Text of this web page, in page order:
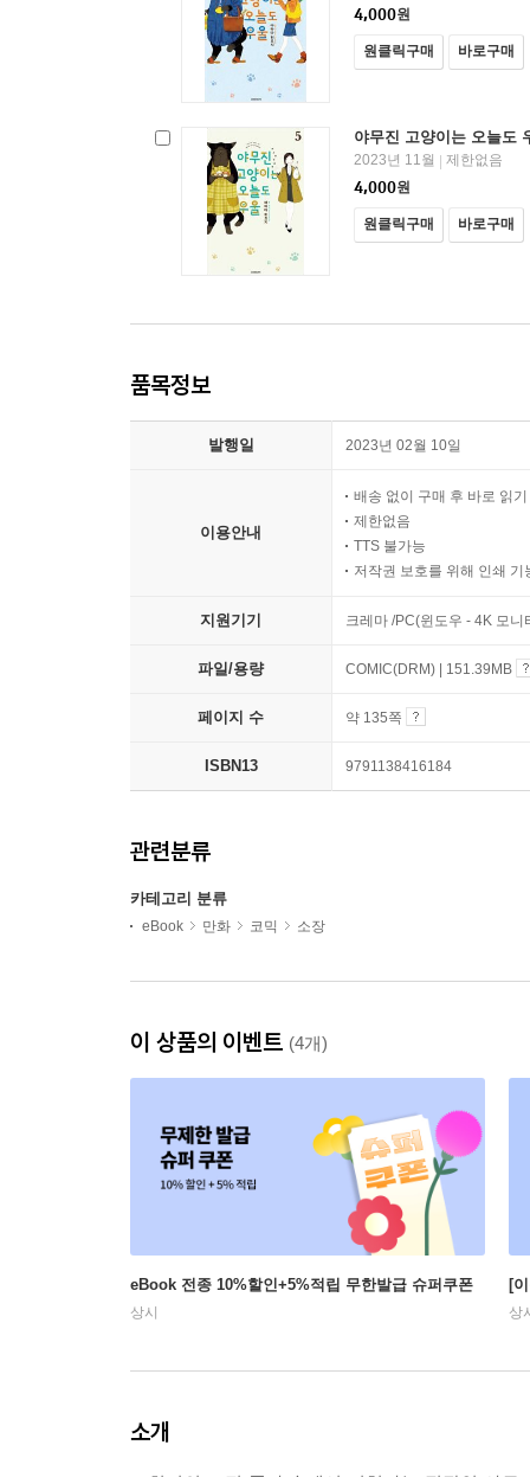
4,000원
원클릭구매 바로구매
야무진 고양이는 오늘도
2023년 11월
제한없음
4,000원
원클릭구매 바로구매
품목정보
발행일 2023년 02월 10일
이용안내
배송 없이 구매 후 바로 읽기
제한없음
TTS 불가능
저작권 보호를 위해 인쇄 기
지원기기 크레마 /PC(윈도우 - 4K 모
파일/용량 COMIC(DRM) | 151.39MB
페이지 수 약 135쪽
ISBN13 9791138416184
관련분류
카테고리 분류
eBook 만화 코믹 소장
이 상품의 이벤트 (4개)
eBook 전종 10%할인+5%적립 무한발급 슈퍼쿠폰
상시
[
상
소개